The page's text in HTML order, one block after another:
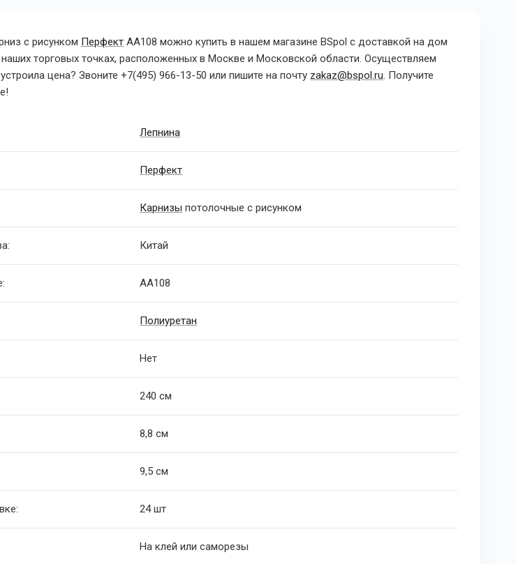
с рисунком Перфект AA108 можно купить в нашем магазине BSpol с доставкой на дом
торговых точках, расположенных в Москве и Московской области. Осуществляем
цена? Звоните+7(495) 966-13-50 или пишите на почту zakaz@bspol.ru. Получите
Лепнина
Перфект
Карнизы потолочные с рисунком
Китай
AA108
Полиуретан
Нет
240 см
8,8 см
9,5 см
24 шт
На клей или саморезы